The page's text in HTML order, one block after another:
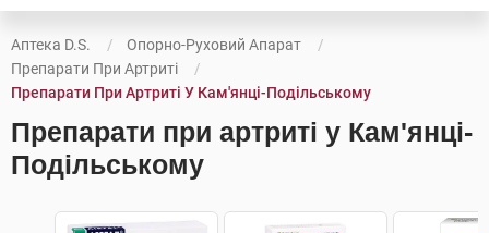
Аптека D.S.
Опорно-Руховий Апарат
Препарати При Артриті
Препарати При Артриті У Кам'янці-Подільському
Препарати при артриті у Кам'янці-
Подільському